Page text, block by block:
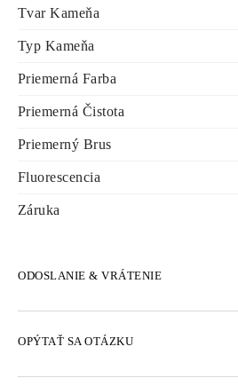
Tvar Kameňa
Typ Kameňa
Priemerná Farba
Priemerná Čistota
Priemerný Brus
Fluorescencia
Záruka
ODOSLANIE & VRÁTENIE
K dispozícii sú aj možnosti expresného
OPÝTAŤ SA OTÁZKU